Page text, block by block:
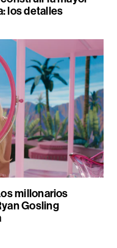
los detalles
millonarios
Gosling